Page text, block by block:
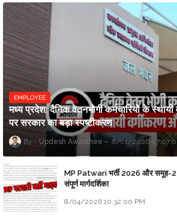
EMPLOYEE
मध्य प्रदेश: दैनिक वेतनभोगी कर्मचारियों के
पर सरकार का बड़ा स्पष्टीकरण
Updesh Awasthee 8/01/2026
MP Patwari भर्ती 2026 और समूह-2
संपूर्ण मार्गदर्शिका
8/04/2026 10:32:00 PM